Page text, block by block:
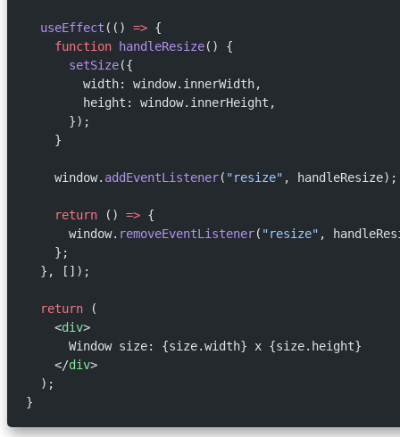
  useEffect
(() => {
    function
handleResize() {
      setSize
({
        width: window.innerWidth,
        height: window.innerHeight,
      });
    }
    window.
addEventListener( "resize" , handleResize);
    return
() => {
      window.
removeEventListener( "resize" ,
    };
  }, []);
  return
(
    <
div>
      Window size: {size.width} x {size.height}
    </
div>
  );
}